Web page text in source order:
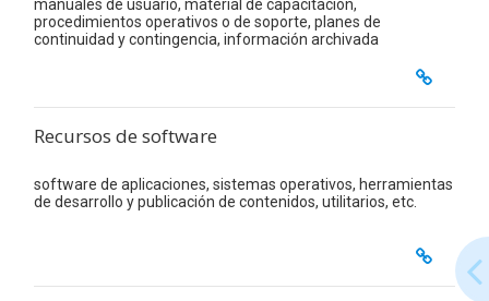
manuales de usuario, material de capacitación,
procedimientos operativos o de soporte, planes de
continuidad y contingencia, información archivada
Recursos de software
software de aplicaciones, sistemas operativos, herramientas
de desarrollo y publicación de contenidos, utilitarios, etc.